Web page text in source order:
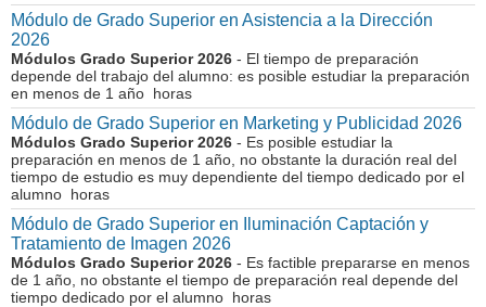
Módulo de Grado Superior en Asistencia a la Dirección
2026
Módulos Grado Superior 2026 - El tiempo de preparación
depende del trabajo del alumno: es posible estudiar la preparación
en menos de 1 año horas
Módulo de Grado Superior en Marketing y Publicidad 2026
Módulos Grado Superior 2026 - Es posible estudiar la
preparación en menos de 1 año, no obstante la duración real del
tiempo de estudio es muy dependiente del tiempo dedicado por el
alumno horas
Módulo de Grado Superior en Iluminación Captación y
Tratamiento de Imagen 2026
Módulos Grado Superior 2026 - Es factible prepararse en menos
de 1 año, no obstante el tiempo de preparación real depende del
tiempo dedicado por el alumno horas